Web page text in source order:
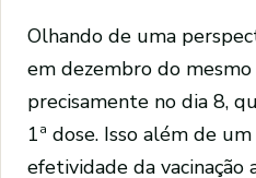
Olhando de uma
em dezembro do mesmo
precisamente no dia 8,
1ª dose. Isso além de
efetividade da vacinação